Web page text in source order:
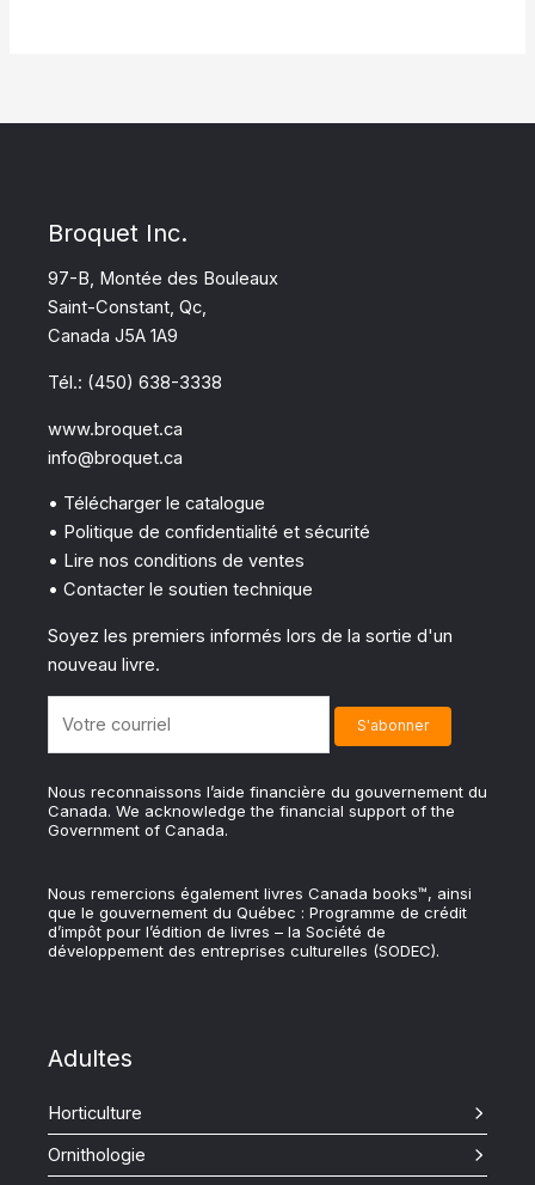
Broquet Inc.
97-B, Montée des Bouleaux
Saint-Constant, Qc,
Canada J5A 1A9
Tél.: (450) 638-3338
www.broquet.ca
info@broquet.ca
• Télécharger le catalogue
• Politique de confidentialité et sécurité
• Lire nos conditions de ventes
• Contacter le soutien technique
Soyez les premiers informés lors de la sortie d'un
nouveau livre.
Nous reconnaissons l’aide financière du gouvernement du
Canada. We acknowledge the financial support of the
Government of Canada.
Nous remercions également livres Canada books™, ainsi
que le gouvernement du Québec : Programme de crédit
d’impôt pour l’édition de livres – la Société de
développement des entreprises culturelles (SODEC).
Adultes
Horticulture
Ornithologie